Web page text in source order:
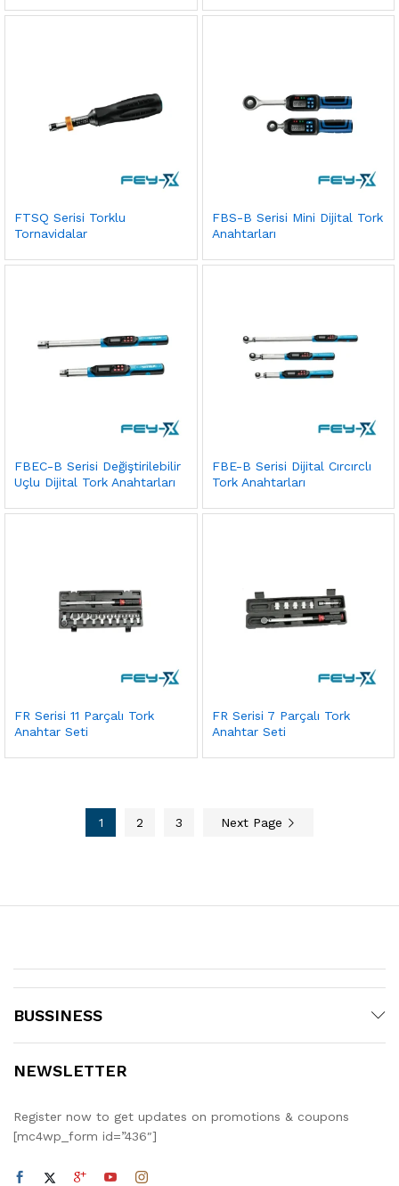
FTSQ Serisi Torklu
Tornavidalar
FBS-B Serisi Mini Dijital Tork
Anahtarları
FBEC-B Serisi Değiştirilebilir
Uçlu Dijital Tork Anahtarları
FBE-B Serisi Dijital Cırcırclı
Tork Anahtarları
FR Serisi 11 Parçalı Tork
Anahtar Seti
FR Serisi 7 Parçalı Tork
Anahtar Seti
1 2 3 Next Page
BUSSINESS
NEWSLETTER
Register now to get updates on promotions & coupons
[mc4wp_form id=”436″]